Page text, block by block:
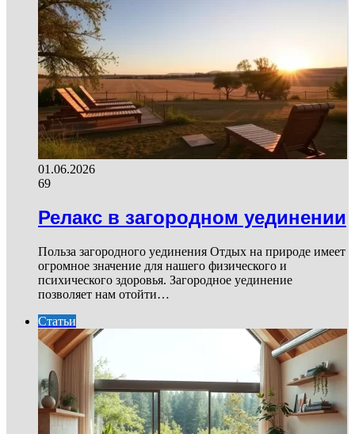
01.06.2026
69
Релакс в загородном уединении
Польза загородного уединения Отдых на природе имеет
огромное значение для нашего физического и
психического здоровья. Загородное уединение
позволяет нам отойти…
Статьи